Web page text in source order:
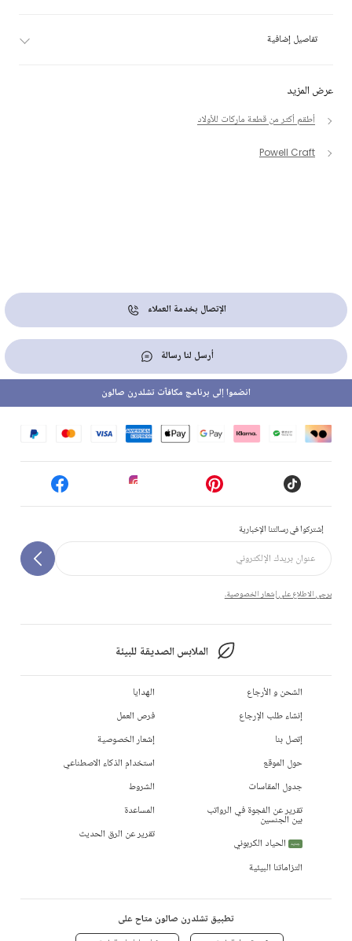
عرض المزيد
أطقم أكثر من قطعة ماركات للأولاد
Powell Craft
تفاصيل إضافية
الإتصال بخدمة العملاء
أرسل لنا رسالة
إشتركوا في رسالتنا الإخبارية
يرجى الاطلاع على إشعار الخصوصية.
الملابس الصديقة للبيئة
انضموا إلى برنامج مكافآت تشلدرن صالون
الشحن و الأرجاع
إنشاء طلب الإرجاع
إتصل بنا
حول الموقع
جدول المقاسات
تقرير عن الفجوة في الرواتب
بين الجنسين
جديد
الحياد الكربوني
التزاماتنا البيئية
الهدايا
فرص العمل
إشعار الخصوصية
استخدام الذكاء الاصطناعي
الشروط
المساعدة
تقرير عن الرق الحديث
تطبيق تشلدرن صالون متاح على